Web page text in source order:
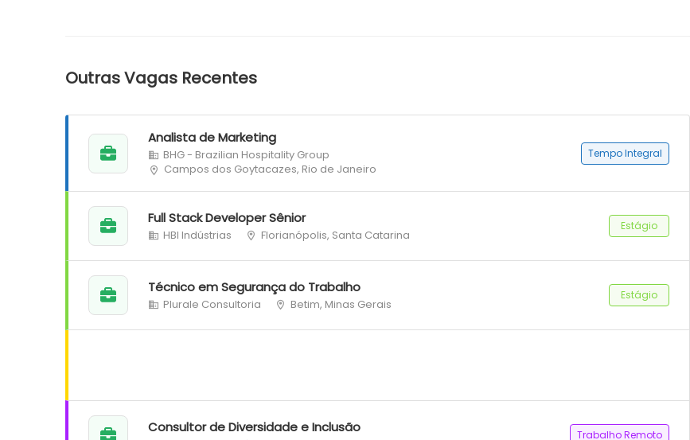
Outras Vagas Recentes
Analista de Marketing
BHG - Brazilian Hospitality Group
Campos dos Goytacazes, Rio de Janeiro
Tempo Integral
Full Stack Developer Sênior
HBI Indústrias Florianópolis, Santa Catarina
Estágio
Técnico em Segurança do Trabalho
Plurale Consultoria Betim, Minas Gerais
Estágio
Consultor de Diversidade e Inclusão Trabalho Remoto